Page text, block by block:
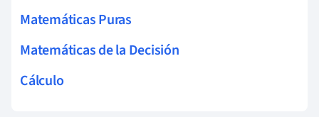
Matemáticas Puras
Matemáticas de la Decisión
Cálculo